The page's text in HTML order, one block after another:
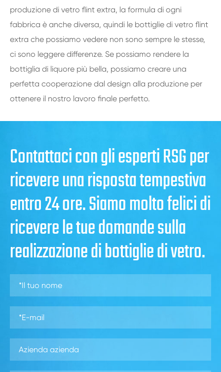
produzione di vetro flint extra, la formula di ogni
fabbrica è anche diversa, quindi le bottiglie di vetro flint
extra che possiamo vedere non sono sempre le stesse,
ci sono leggere differenze. Se possiamo rendere la
bottiglia di liquore più bella, possiamo creare una
perfetta cooperazione dal design alla produzione per
ottenere il nostro lavoro finale perfetto.
Contattaci con gli esperti RSG per
ricevere una risposta tempestiva
entro 24 ore. Siamo molto felici di
ricevere le tue domande sulla
realizzazione di bottiglie di vetro.